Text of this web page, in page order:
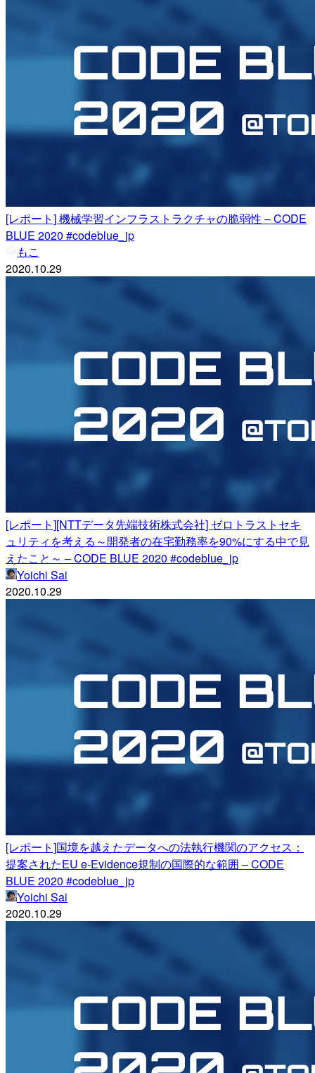
[レポート] 機械学習インフラストラクチャの脆弱性 – CODE
BLUE 2020 #codeblue_jp
もこ
2020.10.29
[レポート][NTTデータ先端技術株式会社] ゼロトラストセキ
ュリティを考える～開発者の在宅勤務率を90%にする中で見
えたこと～ – CODE BLUE 2020 #codeblue_jp
Yoichi Sai
2020.10.29
[レポート]国境を越えたデータへの法執行機関のアクセス：
提案されたEU e-Evidence規制の国際的な範囲 – CODE
BLUE 2020 #codeblue_jp
Yoichi Sai
2020.10.29